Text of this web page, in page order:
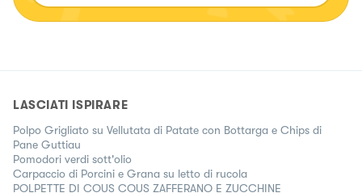
LASCIATI ISPIRARE
Polpo Grigliato su Vellutata di Patate con Bottarga e Chips di
Pane Guttiau
Pomodori verdi sott'olio
Carpaccio di Porcini e Grana su letto di rucola
POLPETTE DI COUS COUS ZAFFERANO E ZUCCHINE